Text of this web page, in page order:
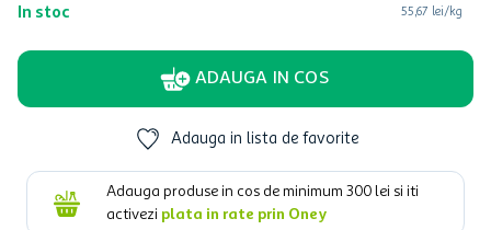
In stoc
55,67 lei/kg
ADAUGA IN COS
Adauga in lista de favorite
Adauga produse in cos de minimum 300 lei si iti
activezi plata in rate prin Oney